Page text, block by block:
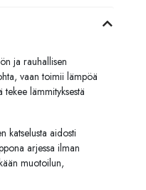
ja rauhallisen
vaan toimii lämpöä
lämmityksestä
katselusta aidosti
arjessa ilman
muotoilun,